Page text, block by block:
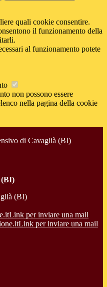
quali cookie consentire.
il funzionamento della
al funzionamento potete
non possono essere
nella pagina della cookie
di Cavaglià (BI)
(BI)
(BI)
Link per inviare una mail
Link per inviare una mail